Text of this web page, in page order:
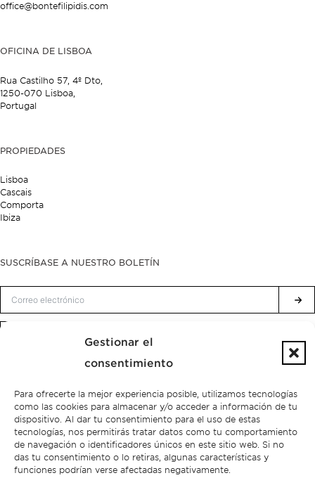
Gestionar el
consentimiento
Para ofrecerte la mejor experiencia posible, utilizamos tecnologías
como las cookies para almacenar y/o acceder a información de tu
dispositivo. Al dar tu consentimiento para el uso de estas
tecnologías, nos permitirás tratar datos como tu comportamiento
de navegación o identificadores únicos en este sitio web. Si no
das tu consentimiento o lo retiras, algunas características y
funciones podrían verse afectadas negativamente.
office@bontefilipidis.com
OFICINA DE LISBOA
Rua Castilho 57, 4º Dto,
1250-070 Lisboa,
Portugal
PROPIEDADES
Lisboa
Cascais
Comporta
Ibiza
SUSCRÍBASE A NUESTRO BOLETÍN